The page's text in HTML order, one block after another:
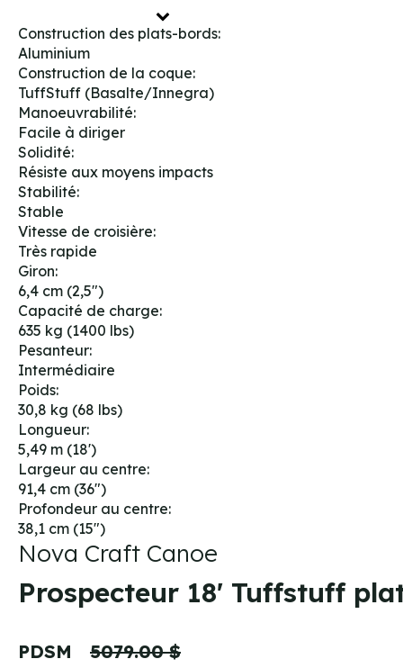
Construction des plats-bords:
Aluminium
Construction de la coque:
TuffStuff (Basalte/Innegra)
Manoeuvrabilité:
Facile à diriger
Solidité:
Résiste aux moyens impacts
Stabilité:
Stable
Vitesse de croisière:
Très rapide
Giron:
6,4 cm (2,5")
Capacité de charge:
635 kg (1400 lbs)
Pesanteur:
Intermédiaire
Poids:
30,8 kg (68 lbs)
Longueur:
5,49 m (18')
Largeur au centre:
91,4 cm (36")
Profondeur au centre:
38,1 cm (15")
Nova Craft Canoe
Prospecteur 18' Tuffstuff
PDSM
5079.00 $